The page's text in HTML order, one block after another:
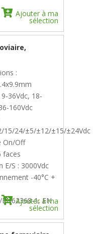
Ajouter à ma
sélection
:
36Vdc, 18-
160Vdc
15/24/±5/±12/±15/±24Vdc
On/Off
faces
E/S : 3000Vdc
-40°C +
EN62368-1, EN
Ajouter à ma
sélection